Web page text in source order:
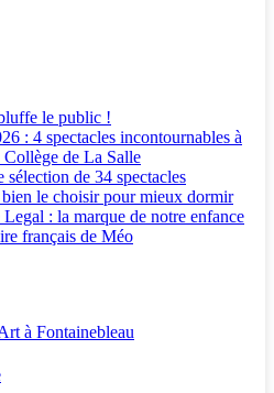
le public !
: 4 spectacles incontournables à
de La Salle
de 34 spectacles
le choisir pour mieux dormir
: la marque de notre enfance
français de Méo
à Fontainebleau